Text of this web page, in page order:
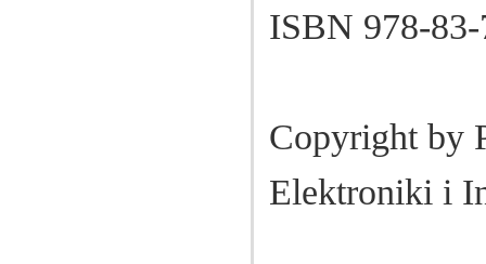
ISBN 978-
Copyright by
Elektroniki i